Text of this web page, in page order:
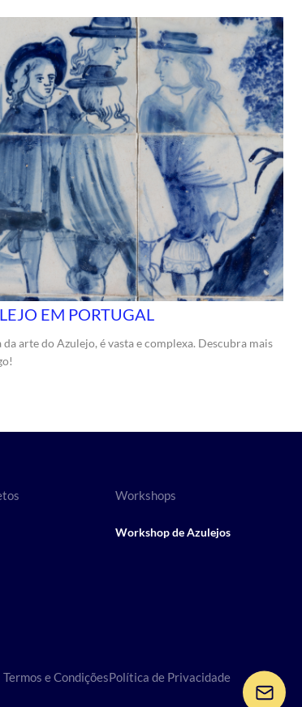
EM PORTUGAL
arte do Azulejo, é vasta e complexa. Descubra mais
Workshops
Workshop de Azulejos
Termos e CondiçõesPolítica de Privacidade